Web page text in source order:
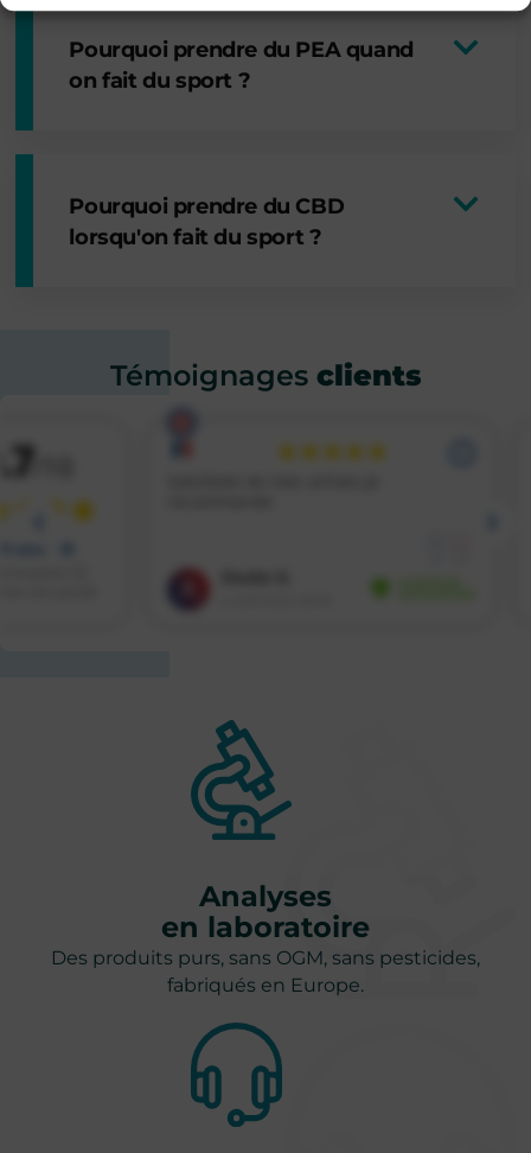
Pourquoi prendre du PEA quand
on fait du sport ?
Pourquoi prendre du CBD
lorsqu'on fait du sport ?
Témoignages clients
Analyses
en laboratoire
Des produits purs, sans OGM, sans pesticides,
fabriqués en Europe.